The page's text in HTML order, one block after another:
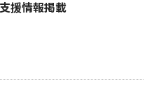
援情報掲載